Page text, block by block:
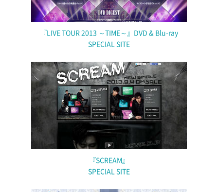
『LIVE TOUR 2013 ～TIME～』DVD & Blu-ray
SPECIAL SITE
『SCREAM』
SPECIAL SITE